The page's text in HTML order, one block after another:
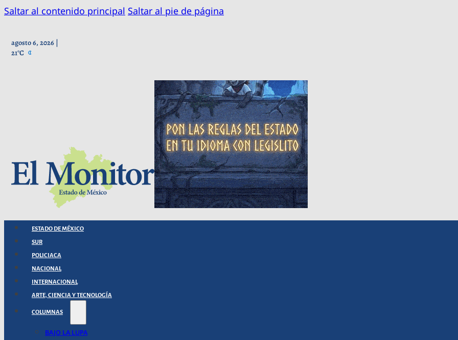
Saltar al contenido principal Saltar al pie de página
agosto 6, 2026 |
21°C
ESTADO DE MÉXICO
SUR
POLICIACA
NACIONAL
INTERNACIONAL
ARTE, CIENCIA Y TECNOLOGÍA
COLUMNAS
BAJO LA LUPA